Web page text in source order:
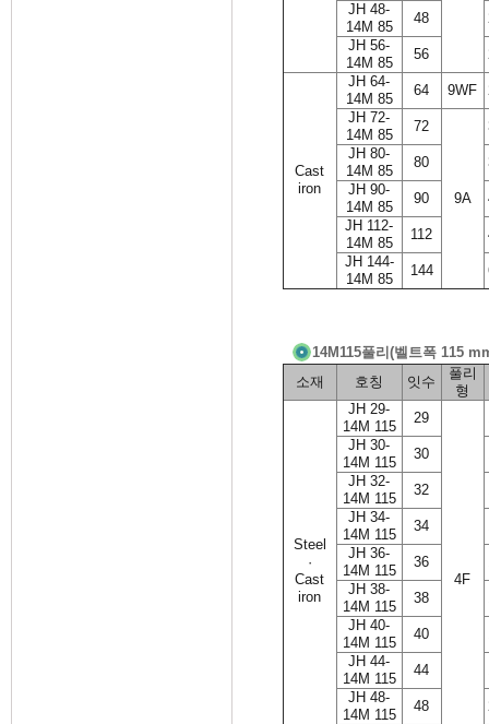
JH 48-
14M 85
48
JH 56-
14M 85
56
Cast
iron
JH 64-
14M 85
64 9WF
JH 72-
14M 85
72
9A
JH 80-
14M 85
80
JH 90-
14M 85
90
JH 112-
14M 85
112
JH 144-
14M 85
144
14M115풀리(벨트폭 115
소재
호칭 잇수
풀리
형
Steel
·
Cast
iron
JH 29-
14M 115
29
4F
JH 30-
14M 115
30
JH 32-
14M 115
32
JH 34-
14M 115
34
JH 36-
14M 115
36
JH 38-
14M 115
38
JH 40-
14M 115
40
JH 44-
14M 115
44
JH 48-
14M 115
48